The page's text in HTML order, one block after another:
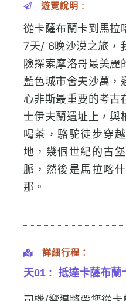
遊覽說明 :
從卡薩布蘭卡到馬拉
7天/ 6晚沙漠之旅，
險探索摩洛哥最美麗
藍色城市舍夫沙萬，
心非斯最重要的考古
士伊夫蘭遺址上，與
喝茶，駱駝徒步穿
地，幾個世紀的古
脈，然後是馬拉喀
那。
詳細行程：
天01 : 抵達卡薩布蘭